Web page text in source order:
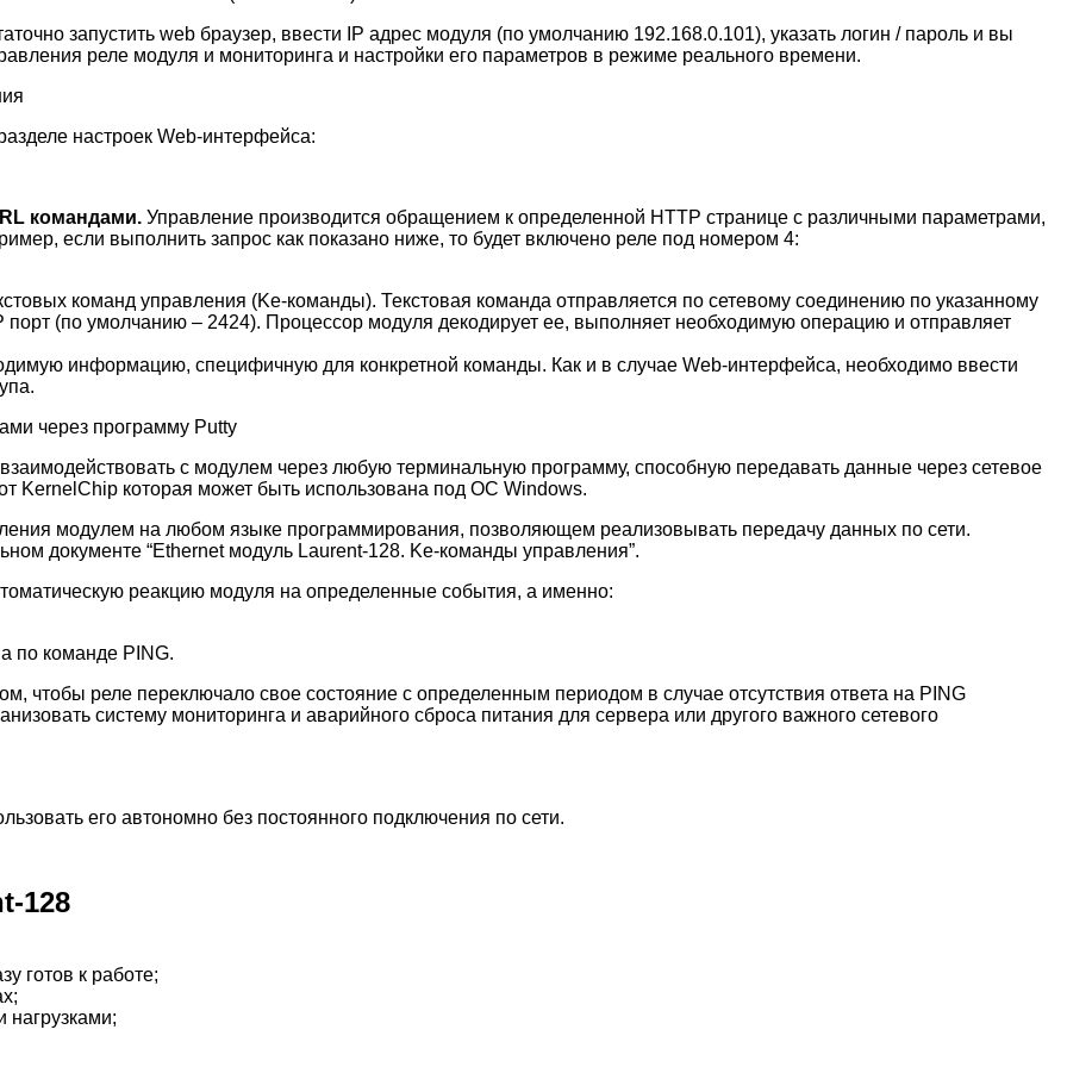
запустить web браузер, ввести IP адрес модуля (по умолчанию 192.168.0.101), указать логин / пароль и вы
реле модуля и мониторинга и настройки его параметров в режиме реального времени.
настроек Web-интерфейса:
командами. Управление производится обращением к определенной HTTP странице c различными параметрами,
если выполнить запрос как показано ниже, то будет включено реле под номером 4:
команд управления (Ke-команды). Текстовая команда отправляется по сетевому соединению по указанному
(по умолчанию – 2424). Процессор модуля декодирует ее, выполняет необходимую операцию и отправляет
информацию, специфичную для конкретной команды. Как и в случае Web-интерфейса, необходимо ввести
с модулем через любую терминальную программу, способную передавать данные через сетевое
KernelChip которая может быть использована под ОС Windows.
модулем на любом языке программирования, позволяющем реализовывать передачу данных по сети.
документе “Ethernet модуль Laurent-128. Ke-команды управления”.
реакцию модуля на определенные события, а именно:
по команде PING.
чтобы реле переключало свое состояние с определенным периодом в случае отсутствия ответа на PING
систему мониторинга и аварийного сброса питания для сервера или другого важного сетевого
его автономно без постоянного подключения по сети.
128
готов к работе;